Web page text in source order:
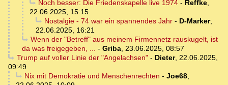
Noch besser: Die Friedenskapelle live 1974- Reffke,
22.06.2025, 15:15
Nostalgie - 74 war ein spannendes Jahr- D-Marker,
22.06.2025, 16:21
Wenn der "Betreff" aus meinem Firmennetz rauskugelt, ist
da was freigegeben, ... - Griba, 23.06.2025, 08:57
Trump auf voller Linie der "Angelachsen"- Dieter, 22.06.2025,
09:49
Nix mit Demokratie und Menschenrechten - Joe68,